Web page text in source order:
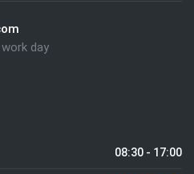
day
08:30 - 17:00